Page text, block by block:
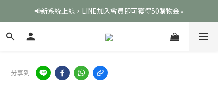
📢新系統上線，LINE加入會員即可獲得50購物金⭐
分享到